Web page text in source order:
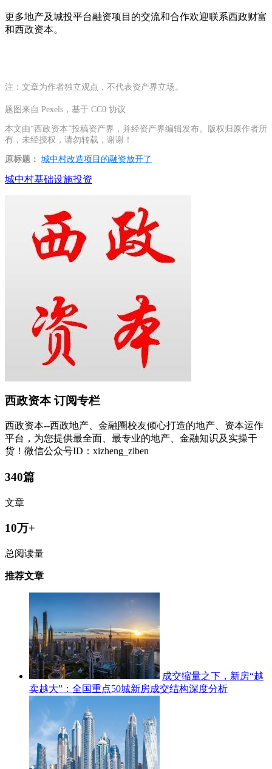
更多地产及城投平台融资项目的交流和合作欢迎联系西政财富
和西政资本。
注：文章为作者独立观点，不代表资产界立场。
题图来自 Pexels，基于 CC0 协议
本文由“西政资本”投稿资产界，并经资产界编辑发布。版权归原作者所
有，未经授权，请勿转载，谢谢！
原标题： 城中村改造项目的融资放开了
城中村基础设施投资
西政资本 订阅专栏
西政资本--西政地产、金融圈校友倾心打造的地产、资本运作
平台，为您提供最全面、最专业的地产、金融知识及实操干
货！微信公众号ID：xizheng_ziben
340篇
文章
10万+
总阅读量
推荐文章
成交缩量之下，新房“越
卖越大”：全国重点50城新房成交结构深度分析